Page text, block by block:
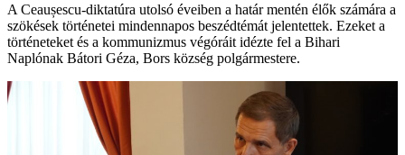
A Ceaușescu-diktatúra utolsó éveiben a határ mentén élők számára a
szökések történetei mindennapos beszédtémát jelentettek. Ezeket a
történeteket és a kommunizmus végóráit idézte fel a Bihari
Naplónak Bátori Géza, Bors község polgármestere.